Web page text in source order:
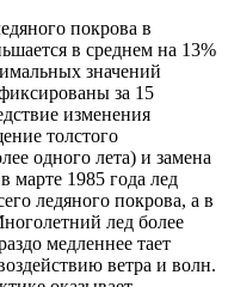
покрова в
в среднем на 13%
значений
за 15
изменения
толстого
одного лета) и замена
марте 1985 года лед
ледяного покрова, а в
лед более
медленнее тает
ветра и волн.